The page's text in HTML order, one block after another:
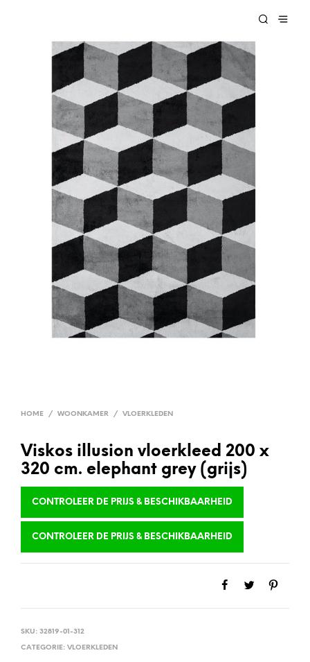
HOME / WOONKAMER / VLOERKLEDEN
Viskos illusion vloerkleed 200 x
320 cm. elephant grey (grijs)
CONTROLEER DE PRIJS & BESCHIKBAARHEID
CONTROLEER DE PRIJS & BESCHIKBAARHEID
SKU: 32819-01-312
CATEGORIE: VLOERKLEDEN